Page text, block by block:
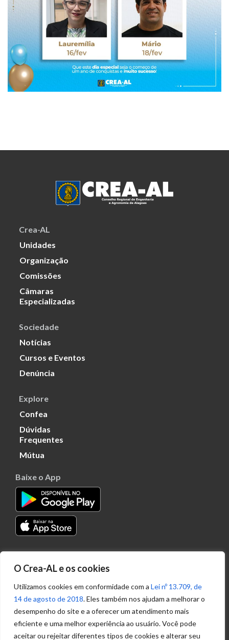
O Crea-AL e os cookies
Utilizamos cookies em conformidade com a Lei nº 13.709, de
14 de agosto de 2018. Eles também nos ajudam a melhorar o
desempenho do site e a oferecer um atendimento mais
eficiente e uma melhor experiência ao usuário. Você pode
aceitar ou rejeitar diferentes tipos de cookies e alterar seu
Crea-AL
Unidades
Organização
Comissões
Câmaras
Especializadas
Sociedade
Notícias
Cursos e Eventos
Denúncia
Explore
Confea
Dúvidas
Frequentes
Mútua
Baixe o App
Transparência
Portal
Acesso à
Informação
Política de
Privacidade de